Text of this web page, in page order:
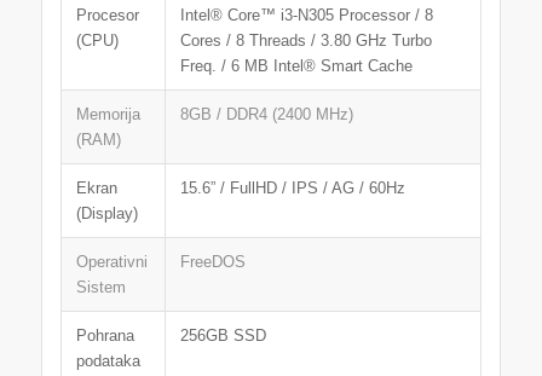
Procesor
(CPU)
Intel® Core™ i3-N305 Processor / 8
Cores / 8 Threads / 3.80 GHz Turbo
Freq. / 6 MB Intel® Smart Cache
Memorija
(RAM)
8GB / DDR4 (2400 MHz)
Ekran
(Display)
15.6” / FullHD / IPS / AG / 60Hz
Operativni
Sistem
FreeDOS
Pohrana
podataka
256GB SSD